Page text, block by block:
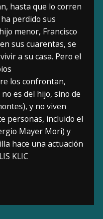
hasta que lo corren
perdido sus
menor, Francisco
sus cuarentas, se
a su casa. Pero el
los confrontan,
es del hijo, sino de
y no viven
personas, incluido el
Mayer Mori) y
hace una actuación
KLIC